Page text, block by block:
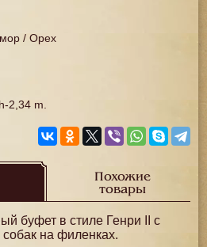
/ Орех
2,34 m.
Похожие
товары
буфет в стиле Генри II с
на филенках.